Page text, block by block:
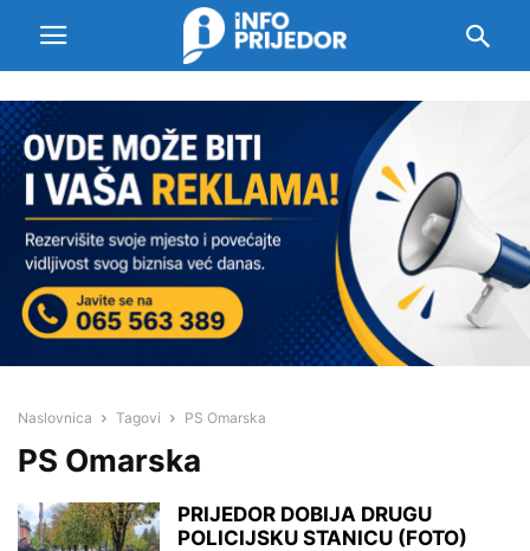
Naslovnica Tagovi PS Omarska
PS Omarska
PRIJEDOR DOBIJA DRUGU
POLICIJSKU STANICU (FOTO)